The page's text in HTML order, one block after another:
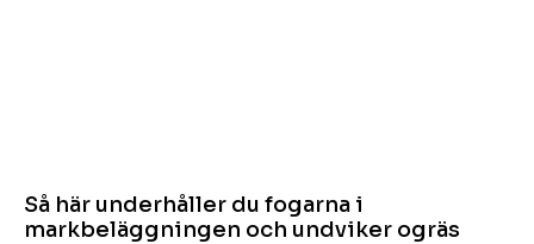
Så här underhåller du fogarna i
markbeläggningen och undviker ogräs